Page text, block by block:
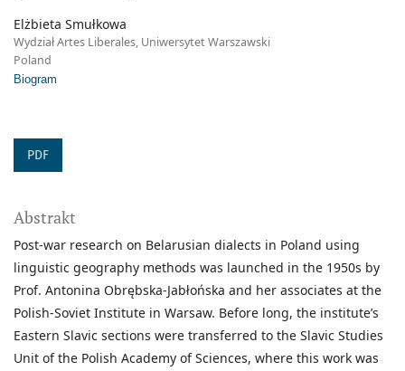
Elżbieta Smułkowa
Wydział Artes Liberales, Uniwersytet Warszawski
Poland
Biogram
PDF
Abstrakt
Post-war research on Belarusian dialects in Poland using
linguistic geography methods was launched in the 1950s by
Prof. Antonina Obrębska-Jabłońska and her associates at the
Polish-Soviet Institute in Warsaw. Before long, the institute’s
Eastern Slavic sections were transferred to the Slavic Studies
Unit of the Polish Academy of Sciences, where this work was